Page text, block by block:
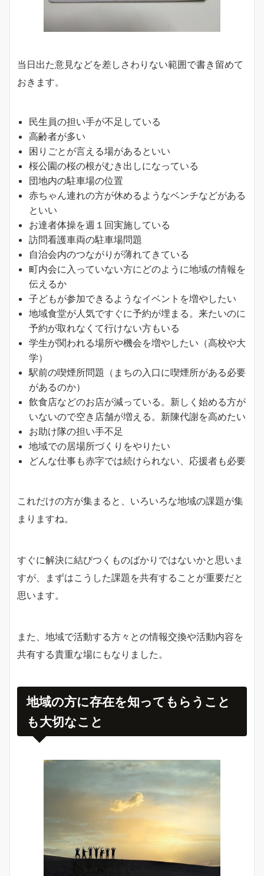
当日出た意見などを差しさわりない範囲で書き留めて
おきます。
民生員の担い手が不足している
高齢者が多い
困りごとが言える場があるといい
桜公園の桜の根がむき出しになっている
団地内の駐車場の位置
赤ちゃん連れの方が休めるようなベンチなどがある
といい
お達者体操を週１回実施している
訪問看護車両の駐車場問題
自治会内のつながりが薄れてきている
町内会に入っていない方にどのように地域の情報を
伝えるか
子どもが参加できるようなイベントを増やしたい
地域食堂が人気ですぐに予約が埋まる。来たいのに
予約が取れなくて行けない方もいる
学生が関われる場所や機会を増やしたい（高校や大
学）
駅前の喫煙所問題（まちの入口に喫煙所がある必要
があるのか）
飲食店などのお店が減っている。新しく始める方が
いないので空き店舗が増える。新陳代謝を高めたい
お助け隊の担い手不足
地域での居場所づくりをやりたい
どんな仕事も赤字では続けられない、応援者も必要
これだけの方が集まると、いろいろな地域の課題が集
まりますね。
すぐに解決に結びつくものばかりではないかと思いま
すが、まずはこうした課題を共有することが重要だと
思います。
また、地域で活動する方々との情報交換や活動内容を
共有する貴重な場にもなりました。
地域の方に存在を知ってもらうこと
も大切なこと